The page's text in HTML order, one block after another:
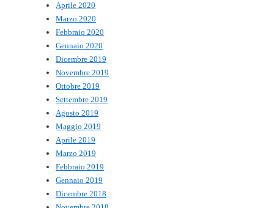
Aprile 2020
Marzo 2020
Febbraio 2020
Gennaio 2020
Dicembre 2019
Novembre 2019
Ottobre 2019
Settembre 2019
Agosto 2019
Maggio 2019
Aprile 2019
Marzo 2019
Febbraio 2019
Gennaio 2019
Dicembre 2018